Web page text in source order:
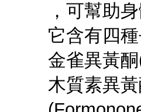
，可幫助
它含有四
金雀異黃
木質素異